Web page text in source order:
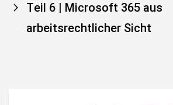
Teil 6 | Microsoft 365 aus
arbeitsrechtlicher Sicht